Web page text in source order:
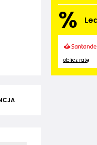
%
oblicz ratę